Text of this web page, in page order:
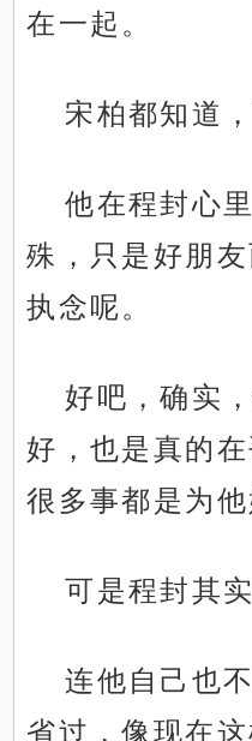
在一起。
宋柏都知道
他在程封心
殊，只是好朋
执念呢。
好吧，确实
好，也是真的
很多事都是为他
可是程封其
连他自己也
省过，像现在